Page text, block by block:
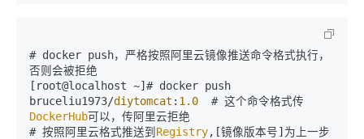
# docker push，严格按照阿里云镜像推送命令格式执行，
否则会被拒绝
[root@localhost ~]# docker push
bruceliu1973/diytomcat : 1.0
  # 这个命令格式传
DockerHub可以，传阿里云拒绝
# 按照阿里云格式推送到 Registry,[镜像版本号]为上一步